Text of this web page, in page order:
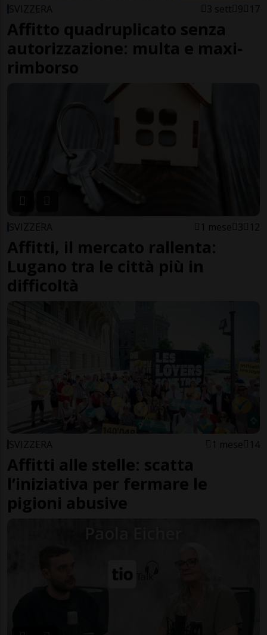
SVIZZERA 3 sett 9 17
Affitto quadruplicato senza
autorizzazione: multa e maxi-
rimborso
SVIZZERA 1 mese 3 12
Affitti, il mercato rallenta:
Lugano tra le città più in
difficoltà
SVIZZERA 1 mese 14
Affitti alle stelle: scatta
l’iniziativa per fermare le
pigioni abusive